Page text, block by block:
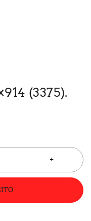
(3375).